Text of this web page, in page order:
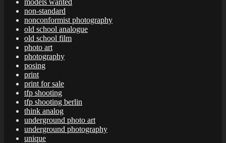
non-standard
nonconformist photography
old school analogue
old school film
photo art
photography
posing
print
print for sale
tfp shooting
tfp shooting berlin
think analog
underground photo art
underground photography
unique